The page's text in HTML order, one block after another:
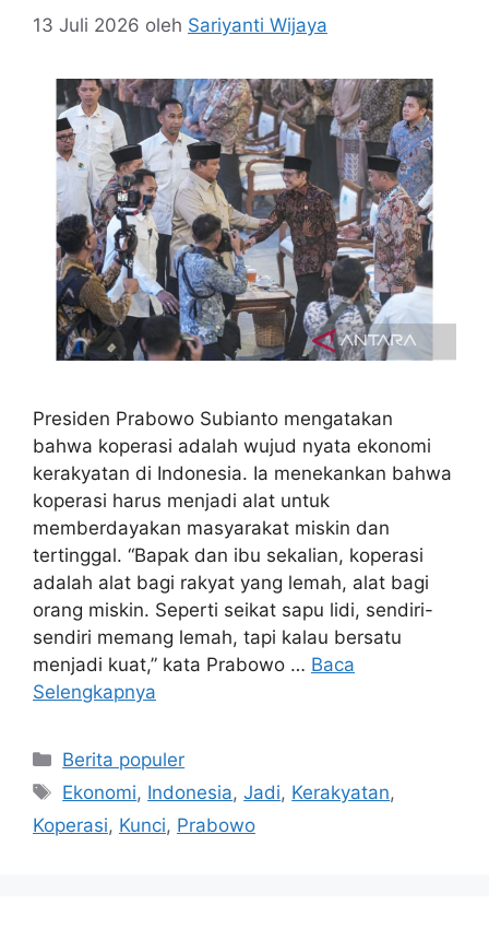
13 Juli 2026 oleh Sariyanti Wijaya
Presiden Prabowo Subianto mengatakan
bahwa koperasi adalah wujud nyata ekonomi
kerakyatan di Indonesia. Ia menekankan bahwa
koperasi harus menjadi alat untuk
memberdayakan masyarakat miskin dan
tertinggal. “Bapak dan ibu sekalian, koperasi
adalah alat bagi rakyat yang lemah, alat bagi
orang miskin. Seperti seikat sapu lidi, sendiri-
sendiri memang lemah, tapi kalau bersatu
menjadi kuat,” kata Prabowo … Baca
Selengkapnya
Kategori
Berita populer
Tag
Ekonomi, Indonesia,Jadi, Kerakyatan,
Koperasi, Kunci, Prabowo